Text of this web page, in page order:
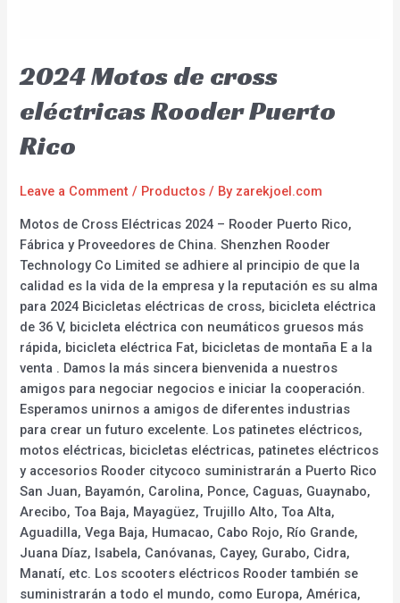
2024 Motos de cross
eléctricas Rooder Puerto
Rico
Leave a Comment / Productos / By zarekjoel.com
Motos de Cross Eléctricas 2024 – Rooder Puerto Rico,
Fábrica y Proveedores de China. Shenzhen Rooder
Technology Co Limited se adhiere al principio de que la
calidad es la vida de la empresa y la reputación es su alma
para 2024 Bicicletas eléctricas de cross, bicicleta eléctrica
de 36 V, bicicleta eléctrica con neumáticos gruesos más
rápida, bicicleta eléctrica Fat, bicicletas de montaña E a la
venta . Damos la más sincera bienvenida a nuestros
amigos para negociar negocios e iniciar la cooperación.
Esperamos unirnos a amigos de diferentes industrias
para crear un futuro excelente. Los patinetes eléctricos,
motos eléctricas, bicicletas eléctricas, patinetes eléctricos
y accesorios Rooder citycoco suministrarán a Puerto Rico
San Juan, Bayamón, Carolina, Ponce, Caguas, Guaynabo,
Arecibo, Toa Baja, Mayagüez, Trujillo Alto, Toa Alta,
Aguadilla, Vega Baja, Humacao, Cabo Rojo, Río Grande,
Juana Díaz, Isabela, Canóvanas, Cayey, Gurabo, Cidra,
Manatí, etc. Los scooters eléctricos Rooder también se
suministrarán a todo el mundo, como Europa, América,